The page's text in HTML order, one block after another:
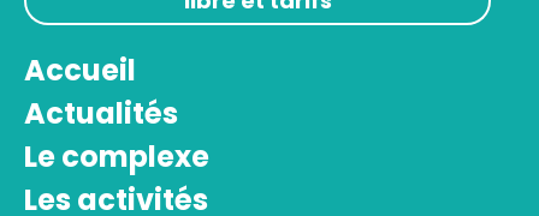
Accueil
Actualités
Le complexe
Les activités